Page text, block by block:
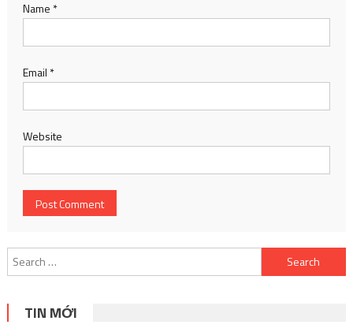
Name *
Email *
Website
Search
for:
TIN MỚI